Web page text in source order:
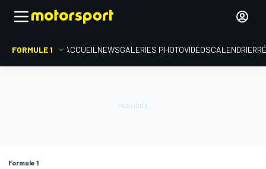
FORMULE 1 ACCUEIL NEWSGALERIES PHOTOVIDÉOSCALENDRIER
Formule 1